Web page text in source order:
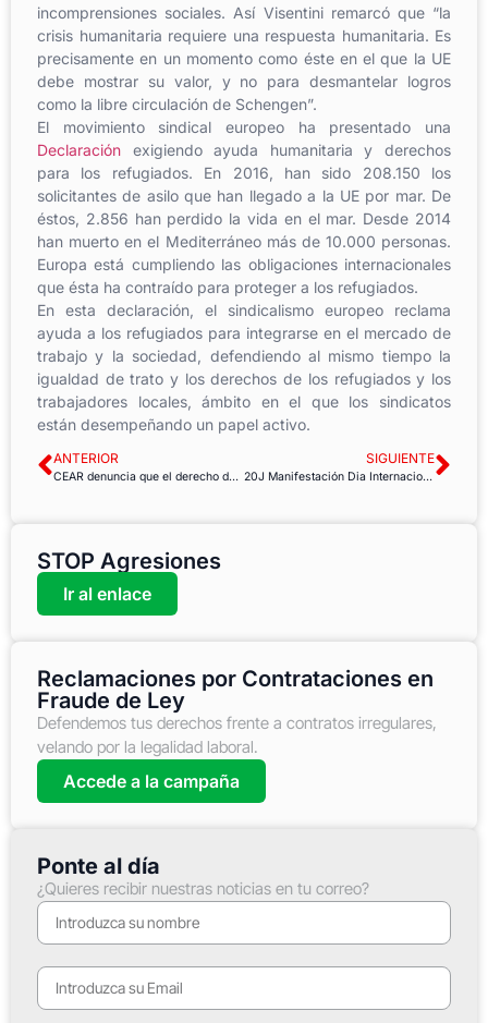
incomprensiones sociales. Así Visentini remarcó que “la
crisis humanitaria requiere una respuesta humanitaria. Es
precisamente en un momento como éste en el que la UE
debe mostrar su valor, y no para desmantelar logros
como la libre circulación de Schengen”.
El movimiento sindical europeo ha presentado una
Declaración exigiendo ayuda humanitaria y derechos
para los refugiados. En 2016, han sido 208.150 los
solicitantes de asilo que han llegado a la UE por mar. De
éstos, 2.856 han perdido la vida en el mar. Desde 2014
han muerto en el Mediterráneo más de 10.000 personas.
Europa está cumpliendo las obligaciones internacionales
que ésta ha contraído para proteger a los refugiados.
En esta declaración, el sindicalismo europeo reclama
ayuda a los refugiados para integrarse en el mercado de
trabajo y la sociedad, defendiendo al mismo tiempo la
igualdad de trato y los derechos de los refugiados y los
trabajadores locales, ámbito en el que los sindicatos
están desempeñando un papel activo.
ANTERIOR
CEAR denuncia que el derecho de asilo sufre un grave retroceso en España y Europa
SIGUIENTE
20J Manifestación Dia Internacional del Refugiado
STOP Agresiones
Ir al enlace
Reclamaciones por Contrataciones en
Fraude de Ley
Defendemos tus derechos frente a contratos irregulares,
velando por la legalidad laboral.
Accede a la campaña
Ponte al día
¿Quieres recibir nuestras noticias en tu correo?